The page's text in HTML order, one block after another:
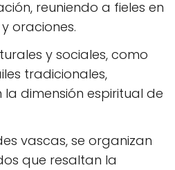
reuniendo a fieles en
oraciones.
y sociales, como
tradicionales,
dimensión espiritual de
vascas, se organizan
que resaltan la